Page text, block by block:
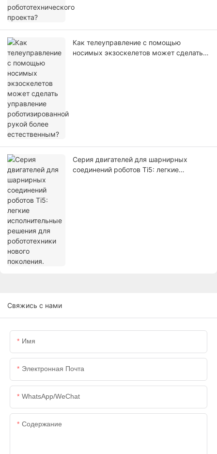
Как телеуправление с помощью
носимых экзоскелетов может сделать
Серия двигателей для шарнирных
соединений роботов Ti5: легкие
Свяжись с нами
Имя
Электронная Почта
WhatsApp/WeChat
Содержание